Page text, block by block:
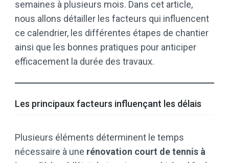
semaines à plusieurs mois. Dans cet article,
nous allons détailler les facteurs qui influencent
ce calendrier, les différentes étapes de chantier
ainsi que les bonnes pratiques pour anticiper
efficacement la durée des travaux.
Les principaux facteurs influençant les délais
Plusieurs éléments déterminent le temps
nécessaire à une rénovation court de tennis à